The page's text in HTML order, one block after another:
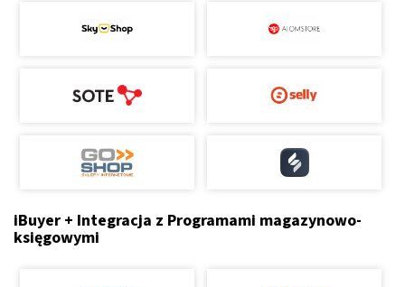
iBuyer + Integracja z Programami magazynowo-
księgowymi